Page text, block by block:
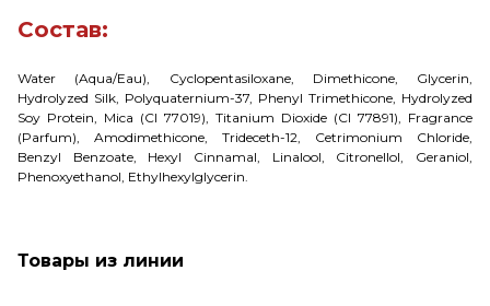
Состав:
Water (Aqua/Eau), Cyclopentasiloxane, Dimethicone, Glycerin,
Hydrolyzed Silk, Polyquaternium-37, Phenyl Trimethicone, Hydrolyzed
Soy Protein, Mica (CI 77019), Titanium Dioxide (CI 77891), Fragrance
(Parfum), Amodimethicone, Trideceth-12, Cetrimonium Chloride,
Benzyl Benzoate, Hexyl Cinnamal, Linalool, Citronellol, Geraniol,
Phenoxyethanol, Ethylhexylglycerin.
Товары из линии